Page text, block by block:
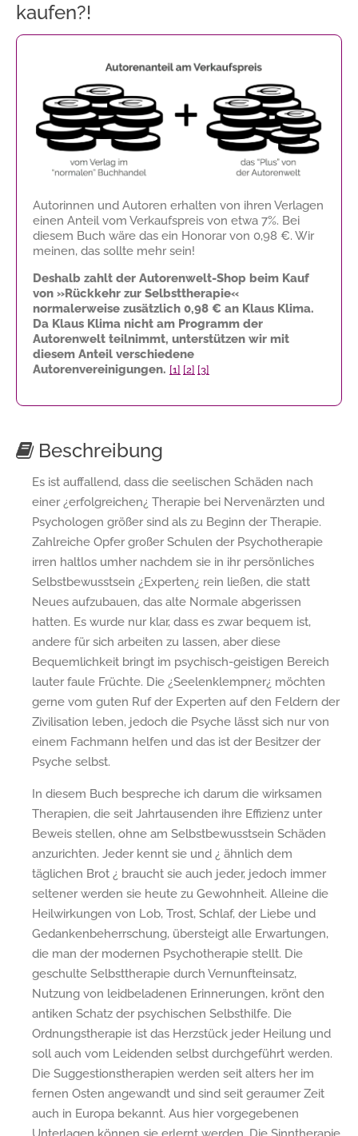
kaufen?!
Autorinnen und Autoren erhalten von ihren Verlagen
einen Anteil vom Verkaufspreis von etwa 7%. Bei
diesem Buch wäre das ein Honorar von 0,98 €. Wir
meinen, das sollte mehr sein!
Deshalb zahlt der Autorenwelt-Shop beim Kauf
von »Rückkehr zur Selbsttherapie«
normalerweise zusätzlich 0,98 € an Klaus Klima.
Da Klaus Klima nicht am Programm der
Autorenwelt teilnimmt, unterstützen wir mit
diesem Anteil verschiedene
Autorenvereinigungen. [1] [2] [3]
Beschreibung
Es ist auffallend, dass die seelischen Schäden nach
einer ¿erfolgreichen¿ Therapie bei Nervenärzten und
Psychologen größer sind als zu Beginn der Therapie.
Zahlreiche Opfer großer Schulen der Psychotherapie
irren haltlos umher nachdem sie in ihr persönliches
Selbstbewusstsein ¿Experten¿ rein ließen, die statt
Neues aufzubauen, das alte Normale abgerissen
hatten. Es wurde nur klar, dass es zwar bequem ist,
andere für sich arbeiten zu lassen, aber diese
Bequemlichkeit bringt im psychisch-geistigen Bereich
lauter faule Früchte. Die ¿Seelenklempner¿ möchten
gerne vom guten Ruf der Experten auf den Feldern der
Zivilisation leben, jedoch die Psyche lässt sich nur von
einem Fachmann helfen und das ist der Besitzer der
Psyche selbst.
In diesem Buch bespreche ich darum die wirksamen
Therapien, die seit Jahrtausenden ihre Effizienz unter
Beweis stellen, ohne am Selbstbewusstsein Schäden
anzurichten. Jeder kennt sie und ¿ ähnlich dem
täglichen Brot ¿ braucht sie auch jeder, jedoch immer
seltener werden sie heute zu Gewohnheit. Alleine die
Heilwirkungen von Lob, Trost, Schlaf, der Liebe und
Gedankenbeherrschung, übersteigt alle Erwartungen,
die man der modernen Psychotherapie stellt. Die
geschulte Selbsttherapie durch Vernunfteinsatz,
Nutzung von leidbeladenen Erinnerungen, krönt den
antiken Schatz der psychischen Selbsthilfe. Die
Ordnungstherapie ist das Herzstück jeder Heilung und
soll auch vom Leidenden selbst durchgeführt werden.
Die Suggestionstherapien werden seit alters her im
fernen Osten angewandt und sind seit geraumer Zeit
auch in Europa bekannt. Aus hier vorgegebenen